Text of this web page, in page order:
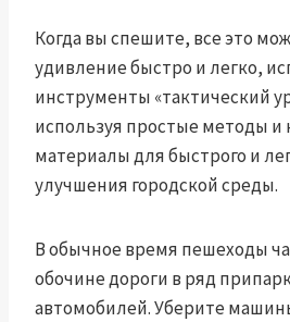
Когда вы спешите, все это
удивление быстро и легко,
инструменты «тактический
используя простые методы и
материалы для быстрого и
улучшения городской среды.
В обычное время пешеходы
обочине дороги в ряд
автомобилей. Уберите